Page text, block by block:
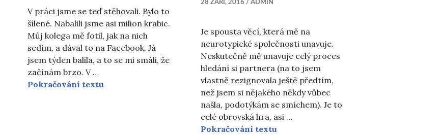
V práci jsme se teď stěhovali. Bylo to
šílené. Nabalili jsme asi milion krabic.
Můj kolega mě fotil, jak na nich
sedím, a dával to na Facebook. Já
jsem týden balila, a to se mi smáli, že
začínám brzo. V …
Pokračování textu
28 ZÁŘÍ, 2016 ADMIN
Je spousta věcí, která mě na
neurotypické společnosti unavuje.
Neskutečně mě unavuje celý proces
hledání si partnera (na to jsem
vlastně rezignovala ještě předtím,
než jsem si nějakého někdy vůbec
našla, podotýkám se smíchem). Je to
celé obrovská hra, asi …
Pokračování textu